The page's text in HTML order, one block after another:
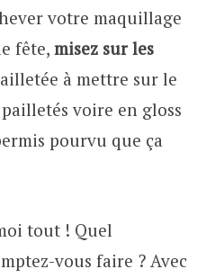
votre maquillage
fête, misez sur les
à mettre sur le
voire en gloss
pourvu que ça
tout ! Quel
vous faire ? Avec